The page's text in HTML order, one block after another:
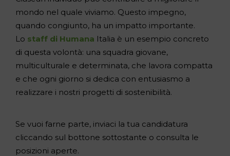
mondo nel quale viviamo. Questo impegno,
quando congiunto, ha un impatto importante.
Lo staff di Humana Italia è un esempio concreto
di questa volontà: una squadra giovane,
multiculturale e determinata, che lavora compatta
e che ogni giorno si dedica con entusiasmo a
realizzare i nostri progetti di sostenibilità.
Se vuoi farne parte, inviaci la tua candidatura
cliccando sul bottone sottostante o consulta le
posizioni aperte.